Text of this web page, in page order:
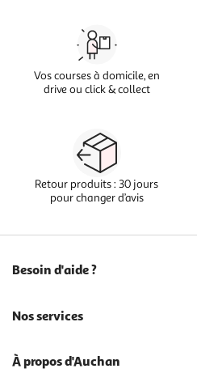
Vos courses à domicile, en
drive ou click & collect
Retour produits : 30 jours
pour changer d’avis
Besoin d'aide ?
Nos services
À propos d'Auchan